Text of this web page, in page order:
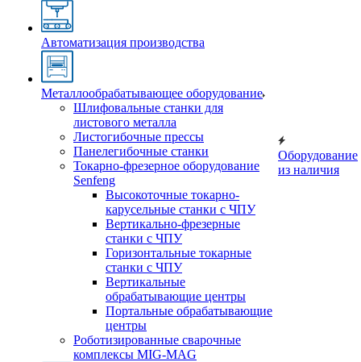
Автоматизация производства
Металлообрабатывающее оборудование
Шлифовальные станки для
листового металла
Листогибочные прессы
Панелегибочные станки
Токарно-фрезерное оборудование
Senfeng
Высокоточные токарно-
карусельные станки с ЧПУ
Вертикально-фрезерные
станки с ЧПУ
Горизонтальные токарные
станки с ЧПУ
Вертикальные
обрабатывающие центры
Портальные обрабатывающие
центры
Роботизированные сварочные
комплексы MIG-MAG
Оборудование
из наличия